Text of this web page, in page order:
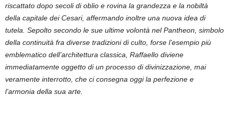
riscattato dopo secoli di oblio e rovina la grandezza e la nobiltà
della capitale dei Cesari, affermando inoltre una nuova idea di
tutela. Sepolto secondo le sue ultime volontà nel Pantheon, simbolo
della continuità fra diverse tradizioni di culto, forse l’esempio più
emblematico dell’architettura classica, Raffaello diviene
immediatamente oggetto di un processo di divinizzazione, mai
veramente interrotto, che ci consegna oggi la perfezione e
l’armonia della sua arte.